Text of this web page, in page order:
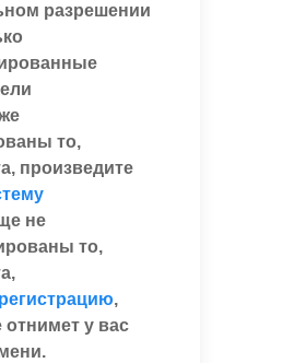
разрешении
то,
произведите
не
то,
,
отнимет у вас